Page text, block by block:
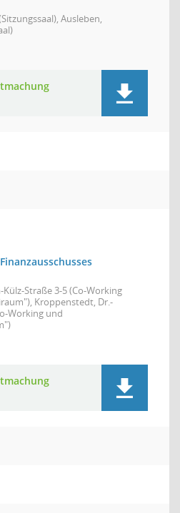
Ausleben,
Straße 3-5 (Co-Working
Kroppenstedt, Dr.-
Working und